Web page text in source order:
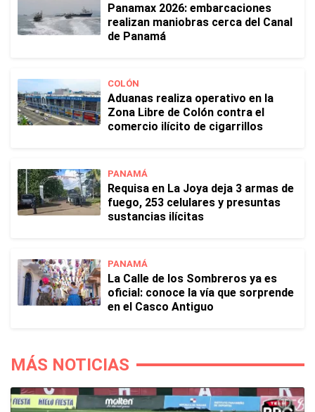
Panamax 2026: embarcaciones
realizan maniobras cerca del Canal
de Panamá
COLÓN
Aduanas realiza operativo en la
Zona Libre de Colón contra el
comercio ilícito de cigarrillos
PANAMÁ
Requisa en La Joya deja 3 armas de
fuego, 253 celulares y presuntas
sustancias ilícitas
PANAMÁ
La Calle de los Sombreros ya es
oficial: conoce la vía que sorprende
en el Casco Antiguo
MÁS NOTICIAS